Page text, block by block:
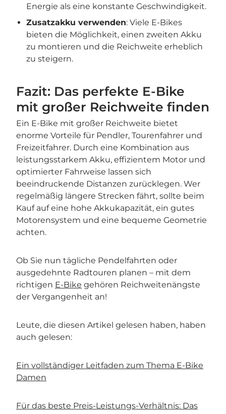
Energie als eine konstante Geschwindigkeit.
Zusatzakku verwenden: Viele E-Bikes
bieten die Möglichkeit, einen zweiten Akku
zu montieren und die Reichweite erheblich
zu steigern.
Fazit: Das perfekte E-Bike
mit großer Reichweite finden
Ein E-Bike mit großer Reichweite bietet
enorme Vorteile für Pendler, Tourenfahrer und
Freizeitfahrer. Durch eine Kombination aus
leistungsstarkem Akku, effizientem Motor und
optimierter Fahrweise lassen sich
beeindruckende Distanzen zurücklegen. Wer
regelmäßig längere Strecken fährt, sollte beim
Kauf auf eine hohe Akkukapazität, ein gutes
Motorensystem und eine bequeme Geometrie
achten.
Ob Sie nun tägliche Pendelfahrten oder
ausgedehnte Radtouren planen – mit dem
richtigen E-Bike gehören Reichweitenängste
der Vergangenheit an!
Leute, die diesen Artikel gelesen haben, haben
auch gelesen:
Ein vollständiger Leitfaden zum Thema E-Bike
Damen
Für das beste Preis-Leistungs-Verhältnis: Das